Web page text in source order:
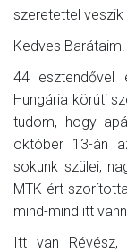
szeretettel
Kedves Barátaim!
44 esztendővel
Hungária körúti
tudom, hogy
október 13-án
sokunk szülei,
MTK-ért
mind-mind itt
Itt van Révész,